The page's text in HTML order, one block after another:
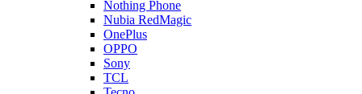
Nothing Phone
Nubia RedMagic
OnePlus
OPPO
Sony
TCL